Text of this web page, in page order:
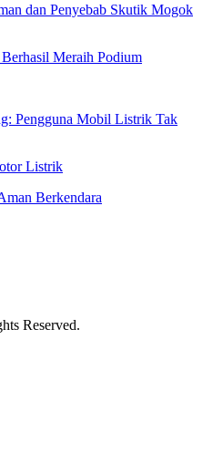
dan Penyebab Skutik Mogok
Meraih Podium
Pengguna Mobil Listrik Tak
Listrik
Berkendara
Reserved.